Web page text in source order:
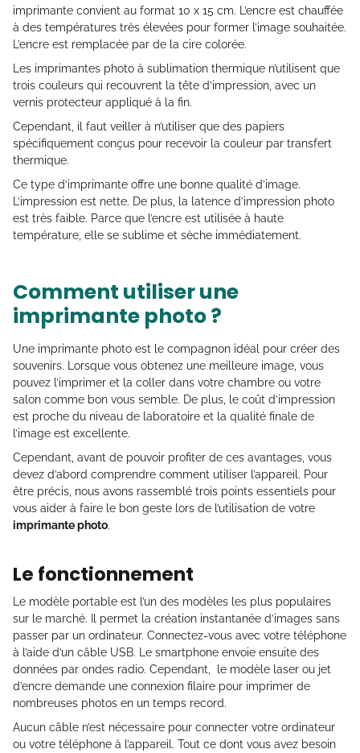
imprimante convient au format 10 x 15 cm. L’encre est chauffée
à des températures très élevées pour former l’image souhaitée.
L’encre est remplacée par de la cire colorée.
Les imprimantes photo à sublimation thermique n’utilisent que
trois couleurs qui recouvrent la tête d’impression, avec un
vernis protecteur appliqué à la fin.
Cependant, il faut veiller à n’utiliser que des papiers
spécifiquement conçus pour recevoir la couleur par transfert
thermique.
Ce type d’imprimante offre une bonne qualité d’image.
L’impression est nette. De plus, la latence d’impression photo
est très faible. Parce que l’encre est utilisée à haute
température, elle se sublime et sèche immédiatement.
Comment utiliser une
imprimante photo ?
Une imprimante photo est le compagnon idéal pour créer des
souvenirs. Lorsque vous obtenez une meilleure image, vous
pouvez l’imprimer et la coller dans votre chambre ou votre
salon comme bon vous semble. De plus, le coût d’impression
est proche du niveau de laboratoire et la qualité finale de
l’image est excellente.
Cependant, avant de pouvoir profiter de ces avantages, vous
devez d’abord comprendre comment utiliser l’appareil. Pour
être précis, nous avons rassemblé trois points essentiels pour
vous aider à faire le bon geste lors de l’utilisation de votre
imprimante photo.
Le fonctionnement
Le modèle portable est l’un des modèles les plus populaires
sur le marché. Il permet la création instantanée d’images sans
passer par un ordinateur. Connectez-vous avec votre téléphone
à l’aide d’un câble USB. Le smartphone envoie ensuite des
données par ondes radio. Cependant, le modèle laser ou jet
d’encre demande une connexion filaire pour imprimer de
nombreuses photos en un temps record.
Aucun câble n’est nécessaire pour connecter votre ordinateur
ou votre téléphone à l’appareil. Tout ce dont vous avez besoin